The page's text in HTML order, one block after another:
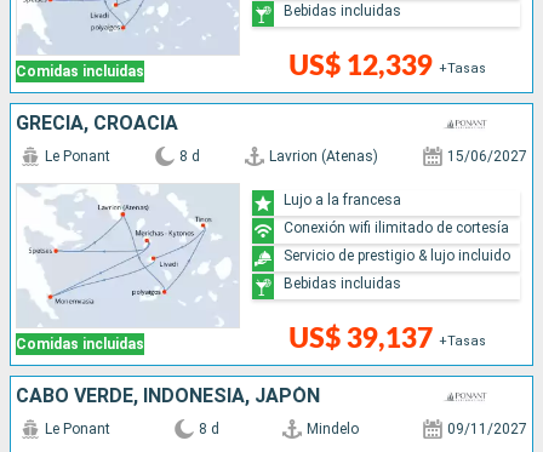
Comidas incluidas US$ 12,339 +Tasas
Bebidas incluidas
GRECIA, CROACIA
Comidas incluidas
Le Ponant 8 d Lavrion (Atenas) 15/06/2027
US$ 39,137 +Tasas
Lujo a la francesa
Conexión wifi ilimitado de cortesía
Servicio de prestigio & lujo incluido
Bebidas incluidas
CABO VERDE, INDONESIA, JAPÓN
Le Ponant 8 d Mindelo 09/11/2027